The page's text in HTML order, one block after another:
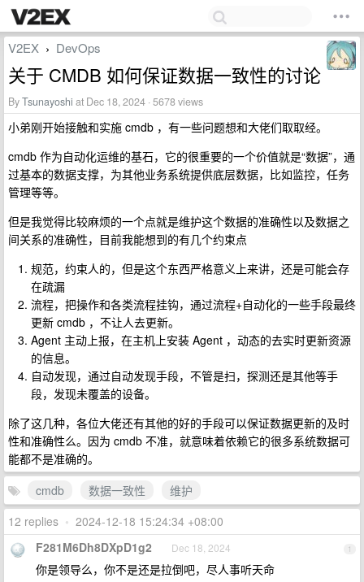
V2EX › DevOps
关于 CMDB 如何保证数据一致性的讨论
ByTsunayoshi at Dec 18, 2024 · 5678 views
小弟刚开始接触和实施 cmdb ，有一些问题想和大佬们取取经。
cmdb 作为自动化运维的基石，它的很重要的一个价值就是“数据”，通
过基本的数据支撑，为其他业务系统提供底层数据，比如监控，任务
管理等等。
但是我觉得比较麻烦的一个点就是维护这个数据的准确性以及数据之
间关系的准确性，目前我能想到的有几个约束点
规范，约束人的，但是这个东西严格意义上来讲，还是可能会存
在疏漏
流程，把操作和各类流程挂钩，通过流程+自动化的一些手段最终
更新 cmdb ，不让人去更新。
Agent 主动上报，在主机上安装 Agent ，动态的去实时更新资源
的信息。
自动发现，通过自动发现手段，不管是扫，探测还是其他等手
段，发现未覆盖的设备。
除了这几种，各位大佬还有其他的好的手段可以保证数据更新的及时
性和准确性么。因为 cmdb 不准，就意味着依赖它的很多系统数据可
能都不是准确的。
cmdb
数据一致性
维护
12 replies • 2024-12-18 15:24:34 +08:00
1
F281M6Dh8DXpD1g2 Dec 18, 2024
你是领导么，你不是还是拉倒吧，尽人事听天命